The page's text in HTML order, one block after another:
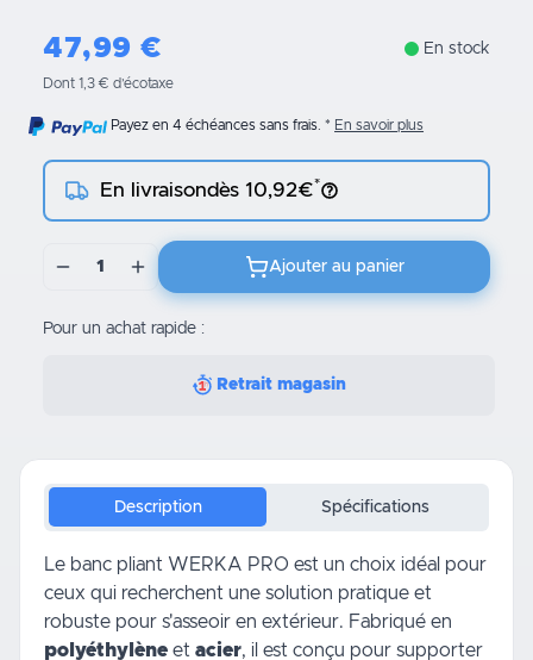
47,99 € En stock
Dont 1,3 € d’écotaxe
Payez en 4 échéances sans frais. En savoir plus
En livraisondès 10,92€*
1 Ajouter au panier
Pour un achat rapide :
Retrait magasin
Description Spécifications
Le banc pliant WERKA PRO est un choix idéal pour
ceux qui recherchent une solution pratique et
robuste pour s'asseoir en extérieur. Fabriqué en
polyéthylène et acier, il est conçu pour supporter